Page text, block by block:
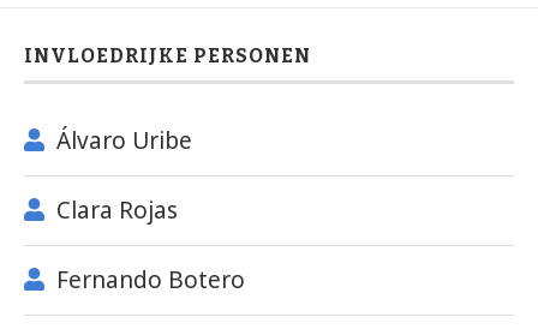
INVLOEDRIJKE PERSONEN
Álvaro Uribe
Clara Rojas
Fernando Botero